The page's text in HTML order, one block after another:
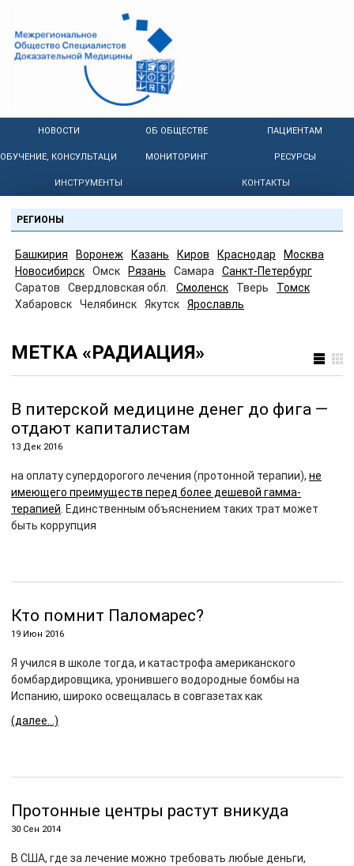
НОВОСТИ ОБ ОБЩЕСТВЕ ПАЦИЕНТАМ
ОБУЧЕНИЕ, КОНСУЛЬТАЦИИ МОНИТОРИНГ РЕСУРСЫ
ИНСТРУМЕНТЫ КОНТАКТЫ
РЕГИОНЫ
Башкирия Воронеж Казань Киров Краснодар
Москва
Новосибирск
Омск Рязань Самара
Санкт-Петербург
Саратов
Свердловская обл. Смоленск Тверь
Томск
Хабаровск
Челябинск Якутск Ярославль
МЕТКА «РАДИАЦИЯ»
В питерской медицине денег до фига —
отдают капиталистам
13 Дек 2016
на оплату супердорогого лечения (протонной терапии), не
имеющего преимуществ перед более дешевой гамма-
терапией . Единственным объяснением таких трат может
быть коррупция
Кто помнит Паломарес?
19 Июн 2016
Я учился в школе тогда, и катастрофа американского
бомбардировщика, уронившего водородные бомбы на
Испанию, широко освещалась в совгазетах как
(далее…)
Протонные центры растут вникуда
30 Сен 2014
В США, где за лечение можно требовать любые деньги,